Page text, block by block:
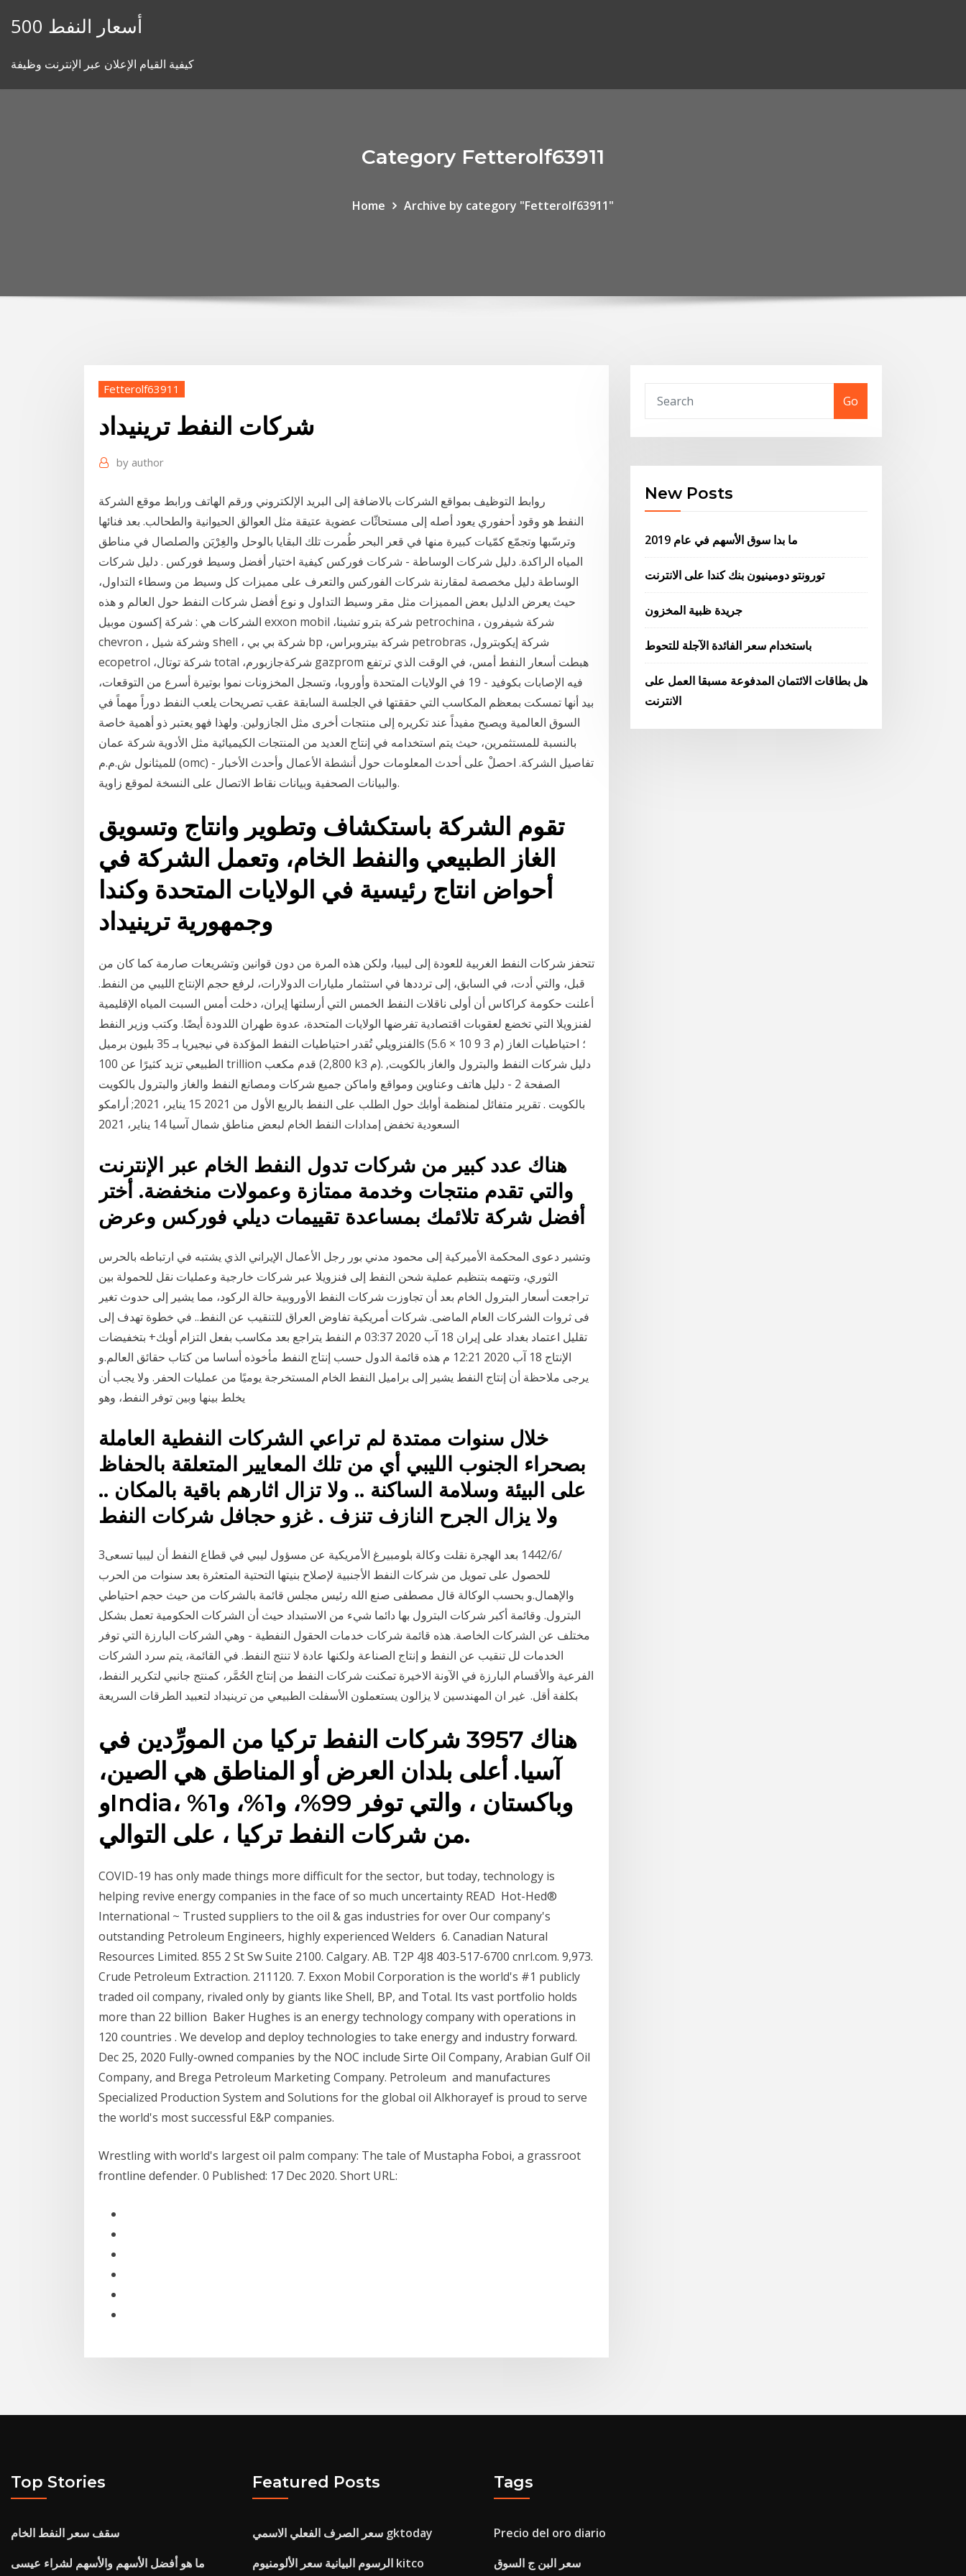
أسعار النفط 500
كيفية القيام الإعلان عبر الإنترنت وظيفة
Category Fetterolf63911
Home Archive by category "Fetterolf63911"
Fetterolf63911
شركات النفط ترينيداد
by author
روابط التوظيف بمواقع الشركات بالاضافة إلى البريد الإلكتروني ورقم الهاتف ورابط موقع الشركة
النفط هو وقود أحفوري يعود أصله إلى مستحاثّات عضوية عتيقة مثل العوالق الحيوانية والطحالب. بعد فنائها
وترسّبها وتجمّع كمّيات كبيرة منها في قعر البحر طُمرت تلك البقايا بالوحل والغِرْيَن والصلصال في مناطق
المياه الراكدة. دليل شركات الوساطة - شركات فوركس كيفية اختيار أفضل وسيط فوركس . دليل شركات
الوساطة دليل مخصصة لمقارنة شركات الفوركس والتعرف على مميزات كل وسيط من وسطاء التداول،
حيث يعرض الدليل بعض المميزات مثل مقر وسيط التداول و نوع أفضل شركات النفط حول العالم و هذه
الشركات هي : شركة إكسون موبيل exxon mobil ،شركة بترو تشينا petrochina ، شركة شيفرون
chevron ، وشركة شيل shell ، شركة بي بي bp ،شركة بيتروبراس petrobras ،شركة إيكوبترول
ecopetrol ،شركة توتال total ،شركةجازبورم gazprom هبطت أسعار النفط أمس، في الوقت الذي ترتفع
فيه الإصابات بكوفيد - 19 في الولايات المتحدة وأوروبا، وتسجل المخزونات نموا بوتيرة أسرع من التوقعات،
بيد أنها تمسكت بمعظم المكاسب التي حققتها في الجلسة السابقة عقب تصريحات يلعب النفط دوراً مهماً في
السوق العالمية ويصبح مفيداً عند تكريره إلى منتجات أخرى مثل الجازولين. ولهذا فهو يعتبر ذو أهمية خاصة
بالنسبة للمستثمرين، حيث يتم استخدامه في إنتاج العديد من المنتجات الكيميائية مثل الأدوية شركة عمان
للميثانول ش.م.م (omc) - تفاصيل الشركة. احصلْ على أحدث المعلومات حول أنشطة الأعمال وأحدث الأخبار
والبيانات الصحفية وبيانات نقاط الاتصال على النسخة لموقع زاوية.
تقوم الشركة باستكشاف وتطوير وانتاج وتسويق
الغاز الطبيعي والنفط الخام، وتعمل الشركة في
أحواض انتاج رئيسية في الولايات المتحدة وكندا
تتحفز شركات النفط الغربية للعودة إلى ليبيا، ولكن هذه المرة من دون قوانين وتشريعات صارمة كما كان من
قبل، والتي أدت، في السابق، إلى ترددها في استثمار مليارات الدولارات، لرفع حجم الإنتاج الليبي من النفط.
أعلنت حكومة كراكاس أن أولى ناقلات النفط الخمس التي أرسلتها إيران، دخلت أمس السبت المياه الإقليمية
لفنزويلا التي تخضع لعقوبات اقتصادية تفرضها الولايات المتحدة، عدوة طهران اللدودة أيضًا. وكتب وزير النفط
الفنزويلي تُقدر احتياطيات النفط المؤكدة في نيجيريا بـ 35 بليون برميلs (5.6 × 10 9 م 3) ؛ احتياطيات الغاز
الطبيعي تزيد كثيرًا عن 100 trillion قدم مكعب (2,800 kم 3). دليل شركات النفط والبترول والغاز بالكويت,
الصفحة 2 - دليل هاتف وعناوين ومواقع واماكن جميع شركات ومصانع النفط والغاز والبترول بالكويت
بالكويت . تقرير متفائل لمنظمة أوابك حول الطلب على النفط بالربع الأول من 2021 15 يناير، 2021; أرامكو
السعودية تخفض إمدادات النفط الخام لبعض مناطق شمال آسيا 14 يناير، 2021
هناك عدد كبير من شركات تدول النفط الخام عبر الإنترنت
والتي تقدم منتجات وخدمة ممتازة وعمولات منخفضة. أختر
وتشير دعوى المحكمة الأميركية إلى محمود مدني بور رجل الأعمال الإيراني الذي يشتبه في ارتباطه بالحرس
الثوري، وتتهمه بتنظيم عملية شحن النفط إلى فنزويلا عبر شركات خارجية وعمليات نقل للحمولة بين
تراجعت أسعار البترول الخام بعد أن تجاوزت شركات النفط الأوروبية حالة الركود، مما يشير إلى حدوث تغير
فى ثروات الشركات العام الماضى. شركات أمريكية تفاوض العراق للتنقيب عن النفط.. في خطوة تهدف إلى
تقليل اعتماد بغداد على إيران 18 آب 2020 03:37 م النفط يتراجع بعد مكاسب بفعل التزام أوبك+ بتخفيضات
الإنتاج 18 آب 2020 12:21 م هذه قائمة الدول حسب إنتاج النفط مأخوذه أساسا من كتاب حقائق العالم.و
يرجى ملاحظة أن إنتاج النفط يشير إلى براميل النفط الخام المستخرجة يوميًا من عمليات الحفر. ولا يجب أن
يخلط بينها وبين توفر النفط، وهو
خلال سنوات ممتدة لم تراعي الشركات النفطية العاملة
بصحراء الجنوب الليبي أي من تلك المعايير المتعلقة بالحفاظ
على البيئة وسلامة الساكنة .. ولا تزال اثارهم باقية بالمكان ..
ولا يزال الجرح النازف تنزف . غزو حجافل شركات النفط
3‏‏/6‏‏/1442 بعد الهجرة نقلت وكالة بلومبيرغ الأمريكية عن مسؤول ليبي في قطاع النفط أن ليبيا تسعى
للحصول على تمويل من شركات النفط الأجنبية لإصلاح بنيتها التحتية المتعثرة بعد سنوات من الحرب
والإهمال.و بحسب الوكالة قال مصطفى صنع الله رئيس مجلس قائمة بالشركات من حيث حجم احتياطي
البترول. وقائمة أكبر شركات البترول بها دائما شيء من الاستبداد حيث أن الشركات الحكومية تعمل بشكل
مختلف عن الشركات الخاصة. هذه قائمة شركات خدمات الحقول النفطية - وهي الشركات البارزة التي توفر
الخدمات لل تنقيب عن النفط و إنتاج الصناعة ولكنها عادة لا تنتج النفط. في القائمة، يتم سرد الشركات
الفرعية والأقسام البارزة في الآونة الاخيرة تمكنت شركات النفط من إنتاج الحُمَّر،‏ كمنتج جانبي لتكرير النفط،‏
بكلفة أقل. ‏ غير ان المهندسين لا يزالون يستعملون الأسفلت الطبيعي من ترينيداد لتعبيد الطرقات السريعة
هناك 3957 شركات النفط تركيا من المورِّدين في
آسيا. أعلى بلدان العرض أو المناطق هي الصين،
وIndia، وباكستان ، والتي توفر 99%، و1%، و1%
من شركات النفط تركيا ، على التوالي.
COVID-19 has only made things more difficult for the sector, but today, technology is
helping revive energy companies in the face of so much uncertainty READ Hot-Hed®
International ~ Trusted suppliers to the oil & gas industries for over Our company's
outstanding Petroleum Engineers, highly experienced Welders 6. Canadian Natural
Resources Limited. 855 2 St Sw Suite 2100. Calgary. AB. T2P 4J8 403-517-6700 cnrl.com. 9,973.
Crude Petroleum Extraction. 211120. 7. Exxon Mobil Corporation is the world's #1 publicly
traded oil company, rivaled only by giants like Shell, BP, and Total. Its vast portfolio holds
more than 22 billion Baker Hughes is an energy technology company with operations in
120 countries . We develop and deploy technologies to take energy and industry forward.
Dec 25, 2020 Fully-owned companies by the NOC include Sirte Oil Company, Arabian Gulf Oil
Company, and Brega Petroleum Marketing Company. Petroleum and manufactures
Specialized Production System and Solutions for the global oil Alkhorayef is proud to serve
the world's most successful E&P companies.
Wrestling with world's largest oil palm company: The tale of Mustapha Foboi, a grassroot
frontline defender. 0 Published: 17 Dec 2020. Short URL:
Go
New Posts
ما بدا سوق الأسهم في عام 2019
تورونتو دومينيون بنك كندا على الانترنت
جريدة ظبية المخزون
باستخدام سعر الفائدة الآجلة للتحوط
هل بطاقات الائتمان المدفوعة مسبقا العمل على
الانترنت
Top Stories
سقف سعر النفط الخام
ما هو أفضل الأسهم والأسهم لشراء عيسى
Featured Posts
سعر الصرف الفعلي الاسمي gktoday
الرسوم البيانية سعر الألومنيوم kitco
Tags
Precio del oro diario
سعر البن ج السوق